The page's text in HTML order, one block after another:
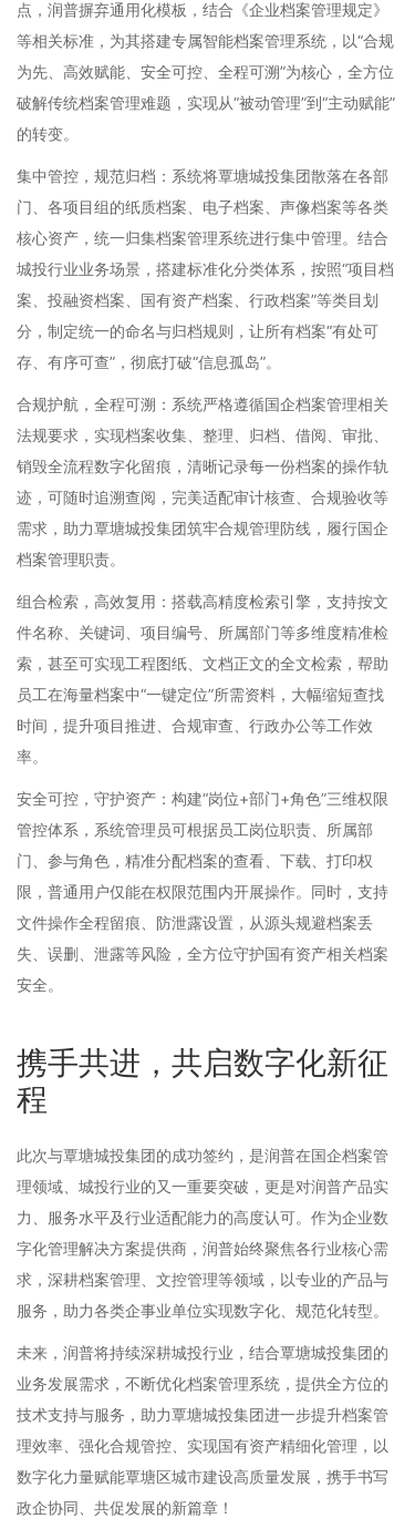
点，润普摒弃通用化模板，结合《企业档案管理规定》
等相关标准，为其搭建专属智能档案管理系统，以“合规
为先、高效赋能、安全可控、全程可溯”为核心，全方位
破解传统档案管理难题，实现从“被动管理”到“主动赋能”
的转变。
集中管控，规范归档：系统将覃塘城投集团散落在各部
门、各项目组的纸质档案、电子档案、声像档案等各类
核心资产，统一归集档案管理系统进行集中管理。结合
城投行业业务场景，搭建标准化分类体系，按照“项目档
案、投融资档案、国有资产档案、行政档案”等类目划
分，制定统一的命名与归档规则，让所有档案“有处可
存、有序可查”，彻底打破“信息孤岛”。
合规护航，全程可溯：系统严格遵循国企档案管理相关
法规要求，实现档案收集、整理、归档、借阅、审批、
销毁全流程数字化留痕，清晰记录每一份档案的操作轨
迹，可随时追溯查阅，完美适配审计核查、合规验收等
需求，助力覃塘城投集团筑牢合规管理防线，履行国企
档案管理职责。
组合检索，高效复用：搭载高精度检索引擎，支持按文
件名称、关键词、项目编号、所属部门等多维度精准检
索，甚至可实现工程图纸、文档正文的全文检索，帮助
员工在海量档案中“一键定位”所需资料，大幅缩短查找
时间，提升项目推进、合规审查、行政办公等工作效
率。
安全可控，守护资产：构建“岗位+部门+角色”三维权限
管控体系，系统管理员可根据员工岗位职责、所属部
门、参与角色，精准分配档案的查看、下载、打印权
限，普通用户仅能在权限范围内开展操作。同时，支持
文件操作全程留痕、防泄露设置，从源头规避档案丢
失、误删、泄露等风险，全方位守护国有资产相关档案
安全。
携手共进，共启数字化新征
程
此次与覃塘城投集团的成功签约，是润普在国企档案管
理领域、城投行业的又一重要突破，更是对润普产品实
力、服务水平及行业适配能力的高度认可。作为企业数
字化管理解决方案提供商，润普始终聚焦各行业核心需
求，深耕档案管理、文控管理等领域，以专业的产品与
服务，助力各类企事业单位实现数字化、规范化转型。
未来，润普将持续深耕城投行业，结合覃塘城投集团的
业务发展需求，不断优化档案管理系统，提供全方位的
技术支持与服务，助力覃塘城投集团进一步提升档案管
理效率、强化合规管控、实现国有资产精细化管理，以
数字化力量赋能覃塘区城市建设高质量发展，携手书写
政企协同、共促发展的新篇章！